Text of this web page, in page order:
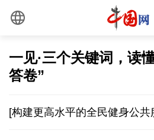
一见·三个关键词，读
答卷”
[构建更高水平的全民健身公共